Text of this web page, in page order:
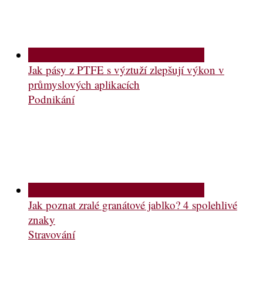
Jak pásy z PTFE s výztuží zlepšují výkon v
průmyslových aplikacích
Podnikání
Jak poznat zralé granátové jablko? 4 spolehlivé
znaky
Stravování